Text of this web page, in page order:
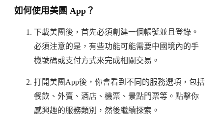
如何使用美團 App？
下載美團後，首先必須創建一個帳號並且登錄。
必須注意的是，有些功能可能需要中國境內的手
機號碼或支付方式來完成相關交易。
打開美團App後，你會看到不同的服務選項，包括
餐飲、外賣、酒店、機票、景點門票等。點擊你
感興趣的服務類別，然後繼續探索。